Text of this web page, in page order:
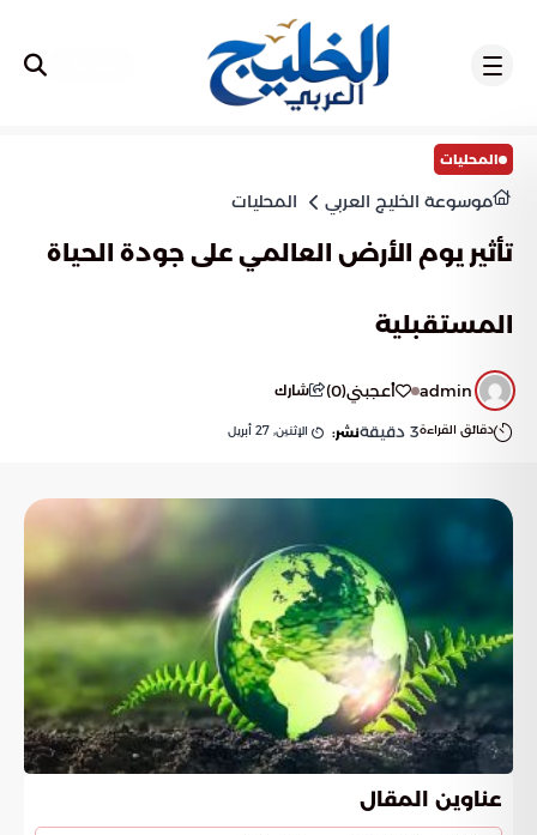
المحليات
موسوعة الخليج العربي المحليات
تأثير يوم الأرض العالمي على جودة الحياة
المستقبلية
admin أعجبني(
0
) شارك
دقائق القراءة3 دقيقةنشر: الإثنين, 27 أبريل
عناوين المقال